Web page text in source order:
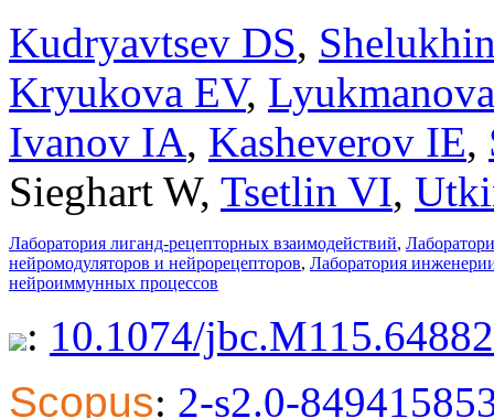
Kudryavtsev DS,
Kryukova EV,
Ivanov IA, Kasheverov IE,
Sieghart W, Tsetlin VI,
Лаборатория лиганд-рецепторных взаимодействий,
нейромодуляторов и нейрорецепторов, Лаборатория
нейроиммунных процессов
: 10.1074/
Scopus: 2-s2.0-